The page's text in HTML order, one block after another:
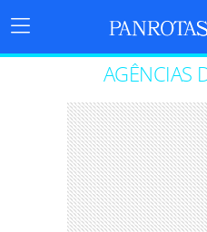
Menu
Principal
AGÊNCIAS